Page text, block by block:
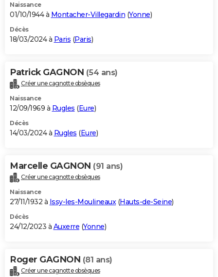
Naissance
01/10/1944 à Montacher-Villegardin (Yonne)
Décès
18/03/2024 à Paris (Paris)
Patrick GAGNON (54 ans)
Créer une cagnotte obsèques
Naissance
12/09/1969 à Rugles (Eure)
Décès
14/03/2024 à Rugles (Eure)
Marcelle GAGNON (91 ans)
Créer une cagnotte obsèques
Naissance
27/11/1932 à Issy-les-Moulineaux(Hauts-de-Seine)
Décès
24/12/2023 à Auxerre (Yonne)
Roger GAGNON (81 ans)
Créer une cagnotte obsèques